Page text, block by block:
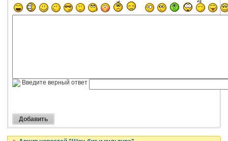
Введите верный ответ